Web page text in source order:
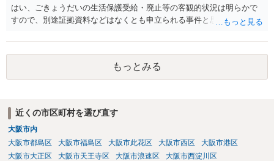
は、市や区、都道府県などの責任の範囲内にありますから、役所も相
談に応じなくてはなりません。
はい、ごきょうだいの生活保護受給・廃止等の客観的状況は明らかで
すので、別途証拠資料などはなくとも申立られる事件と思います。
もっとみる
近くの市区町村を選び直す
大阪市内
大阪市都島区
大阪市福島区 大阪市此花区 大阪市西区
大阪市港区
大阪市大正区
大阪市天王寺区 大阪市浪速区
大阪市西淀川区